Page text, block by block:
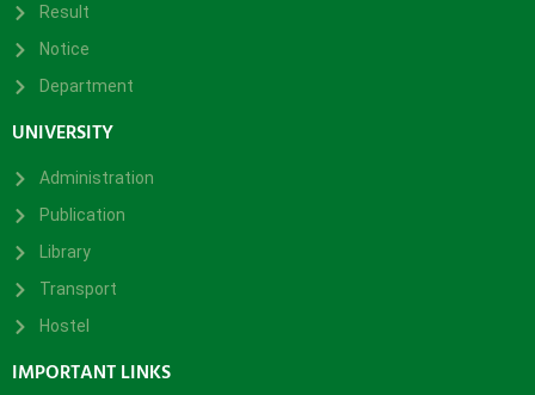
Result
Notice
Department
UNIVERSITY
Administration
Publication
Library
Transport
Hostel
IMPORTANT LINKS